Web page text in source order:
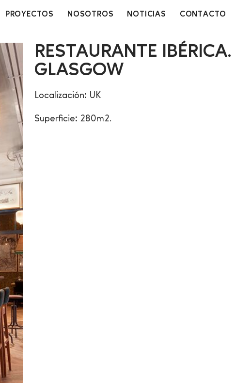
PROYECTOS NOSOTROS NOTICIAS CONTACTO
RESTAURANTE IBÉRICA.
GLASGOW
Localización: UK
Superficie: 280m2.